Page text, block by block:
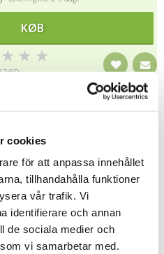
cookies
för att anpassa innehållet
tillhandahålla funktioner
vår trafik. Vi
identifierare och annan
de sociala medier och
vi samarbetar med.
KØB
★ ★ ★
mærket og overholder EU-
og næse, er brandhæmmende
der kan være i bamser er:
bamser fra Me To You